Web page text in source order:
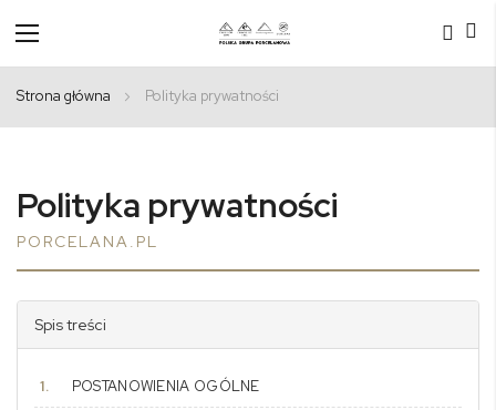
Przełącznik
Nav
Strona główna Polityka prywatności
Polityka prywatności
PORCELANA.PL
Spis treści
POSTANOWIENIA OGÓLNE